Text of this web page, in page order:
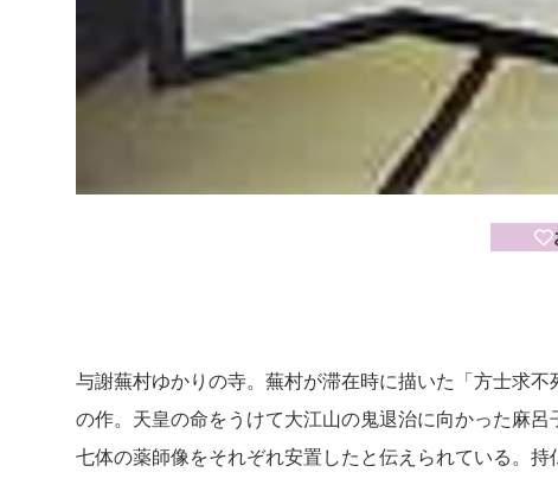
与謝蕪村ゆかりの寺。蕪村が滞在時に描いた「方士求
の作。天皇の命をうけて大江山の鬼退治に向かった麻
七体の薬師像をそれぞれ安置したと伝えられている。